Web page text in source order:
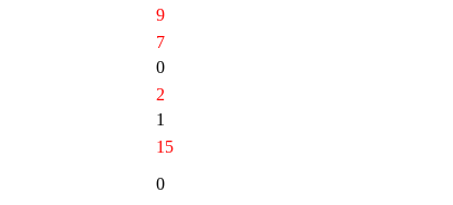
9
7
0
2
1
15
0